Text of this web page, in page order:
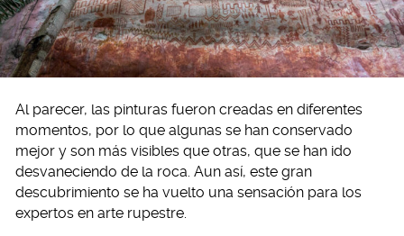
Al parecer, las pinturas fueron creadas en diferentes
momentos, por lo que algunas se han conservado
mejor y son más visibles que otras, que se han ido
desvaneciendo de la roca. Aun así, este gran
descubrimiento se ha vuelto una sensación para los
expertos en arte rupestre.